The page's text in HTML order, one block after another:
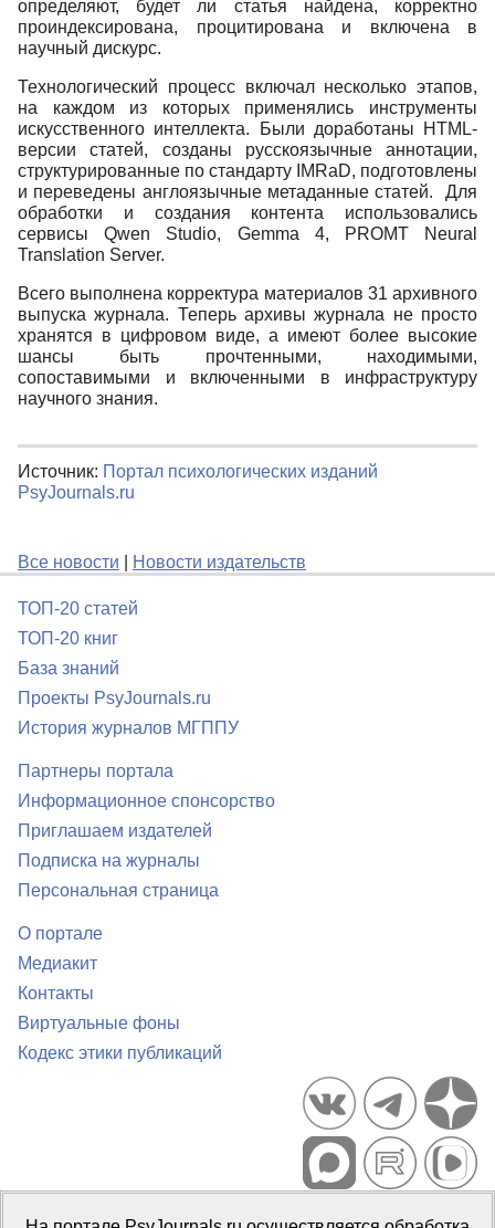
определяют, будет ли статья найдена, корректно
проиндексирована, процитирована и включена в
научный дискурс.
Технологический процесс включал несколько этапов,
на каждом из которых применялись инструменты
искусственного интеллекта. Были доработаны HTML-
версии статей, созданы русскоязычные аннотации,
структурированные по стандарту IMRaD, подготовлены
и переведены англоязычные метаданные статей. Для
обработки и создания контента использовались
сервисы Qwen Studio, Gemma 4, PROMT Neural
Translation Server.
Всего выполнена корректура материалов 31 архивного
выпуска журнала. Теперь архивы журнала не просто
хранятся в цифровом виде, а имеют более высокие
шансы быть прочтенными, находимыми,
сопоставимыми и включенными в инфраструктуру
научного знания.
Источник: Портал психологических изданий
PsyJournals.ru
Все новости Новости издательств
ТОП-20 статей
ТОП-20 книг
База знаний
Проекты PsyJournals.ru
История журналов МГППУ
Партнеры портала
Информационное спонсорство
Приглашаем издателей
Подписка на журналы
Персональная страница
О портале
Медиакит
Контакты
Виртуальные фоны
Кодекс этики публикаций
Портал психологических изданий PsyJournals.ru, 2007–2026